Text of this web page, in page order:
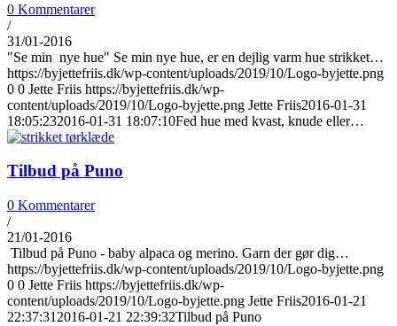
0 Kommentarer
/
31/01-2016
"Se min nye hue" Se min nye hue, er en dejlig varm hue strikket…
https://byjettefriis.dk/wp-content/uploads/2019/10/Logo-byjette.png
0 0 Jette Friis https://byjettefriis.dk/wp-
content/uploads/2019/10/Logo-byjette.png Jette Friis2016-01-31
18:05:232016-01-31 18:07:10Fed hue med kvast, knude eller…
Tilbud på Puno
0 Kommentarer
/
21/01-2016
Tilbud på Puno - baby alpaca og merino. Garn der gør dig…
https://byjettefriis.dk/wp-content/uploads/2019/10/Logo-byjette.png
0 0 Jette Friis https://byjettefriis.dk/wp-
content/uploads/2019/10/Logo-byjette.png Jette Friis2016-01-21
22:37:31 2016-01-21 22:39:32Tilbud på Puno